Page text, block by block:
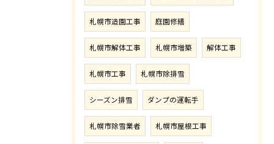
札幌市造園工事 庭園修繕
札幌市解体工事 札幌市増築 解体工事
札幌市工事 札幌市除排雪
シーズン排雪 ダンプの運転手
札幌市除雪業者 札幌市屋根工事